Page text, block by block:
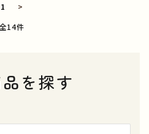
1
>
全14件
を探す